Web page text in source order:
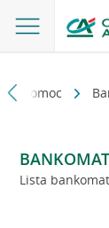
i pomoc
Lista